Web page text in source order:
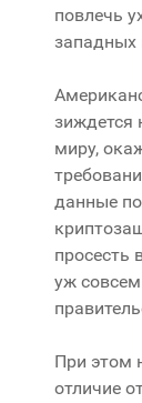
повлечь
западных
зиждется
миру,
данные
просесть
уж
При этом
отличие